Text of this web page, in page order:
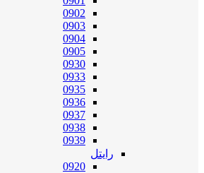
0902
0903
0904
0905
0930
0933
0935
0936
0937
0938
0939
رایتل
0920